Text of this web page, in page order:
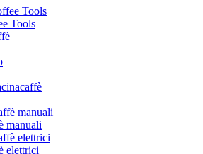
Tools
manuali
elettrici